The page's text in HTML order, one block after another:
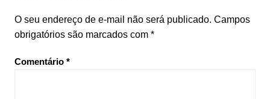
O seu endereço de e-mail não será publicado. Campos
obrigatórios são marcados com *
Comentário *